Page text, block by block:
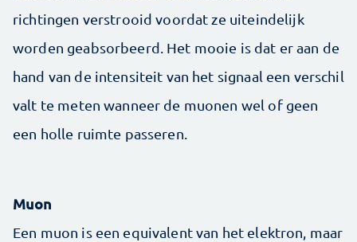
richtingen verstrooid voordat ze uiteindelijk
worden geabsorbeerd. Het mooie is dat er aan de
hand van de intensiteit van het signaal een verschil
valt te meten wanneer de muonen wel of geen
een holle ruimte passeren.
Muon
Een muon is een equivalent van het elektron, maar